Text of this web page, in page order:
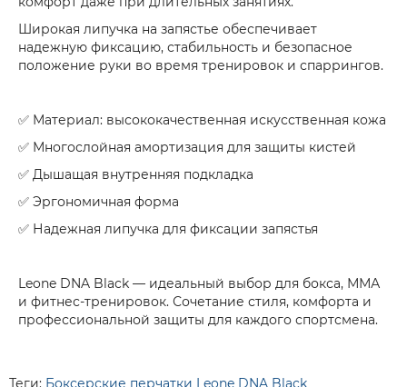
Широкая липучка на запястье обеспечивает
надежную фиксацию, стабильность и безопасное
положение руки во время тренировок и спаррингов.
✅ Материал: высококачественная искусственная кожа
✅ Многослойная амортизация для защиты кистей
✅ Дышащая внутренняя подкладка
✅ Эргономичная форма
✅ Надежная липучка для фиксации запястья
Leone DNA Black — идеальный выбор для бокса, ММА
и фитнес-тренировок. Сочетание стиля, комфорта и
профессиональной защиты для каждого спортсмена.
Теги: Боксерские перчатки Leone DNA Black